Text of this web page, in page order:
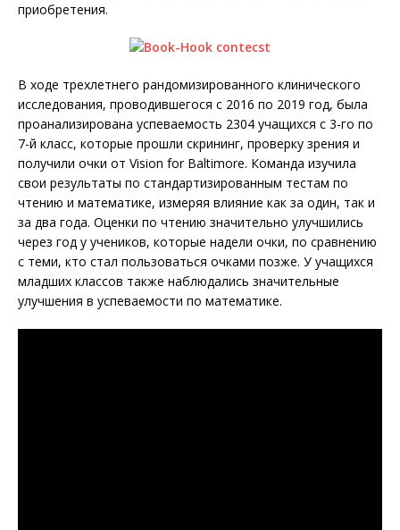
приобретения.
В ходе трехлетнего рандомизированного клинического
исследования, проводившегося с 2016 по 2019 год, была
проанализирована успеваемость 2304 учащихся с 3-го по
7-й класс, которые прошли скрининг, проверку зрения и
получили очки от Vision for Baltimore. Команда изучила
свои результаты по стандартизированным тестам по
чтению и математике, измеряя влияние как за один, так и
за два года. Оценки по чтению значительно улучшились
через год у учеников, которые надели очки, по сравнению
с теми, кто стал пользоваться очками позже. У учащихся
младших классов также наблюдались значительные
улучшения в успеваемости по математике.